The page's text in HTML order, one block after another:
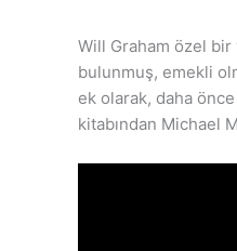
Will Graham özel
bulunmuş, emekli
ek olarak, daha önce
kitabından Michael